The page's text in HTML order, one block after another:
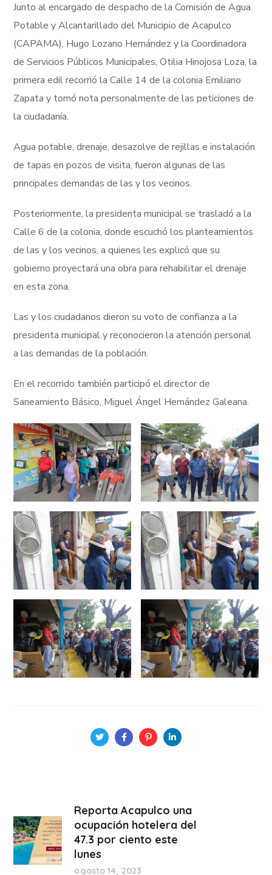
Junto al encargado de despacho de la Comisión de Agua
Potable y Alcantarillado del Municipio de Acapulco
(CAPAMA), Hugo Lozano Hernández y la Coordinadora
de Servicios Públicos Municipales, Otilia Hinojosa Loza, la
primera edil recorrió la Calle 14 de la colonia Emiliano
Zapata y tomó nota personalmente de las peticiones de
la ciudadanía.
Agua potable, drenaje, desazolve de rejillas e instalación
de tapas en pozos de visita, fueron algunas de las
principales demandas de las y los vecinos.
Posteriormente, la presidenta municipal se trasladó a la
Calle 6 de la colonia, donde escuchó los planteamientos
de las y los vecinos, a quienes les explicó que su
gobierno proyectará una obra para rehabilitar el drenaje
en esta zona.
Las y los ciudadanos dieron su voto de confianza a la
presidenta municipal y reconocieron la atención personal
a las demandas de la población.
En el recorrido también participó el director de
Saneamiento Básico, Miguel Ángel Hernández Galeana.
Reporta Acapulco una
ocupación hotelera del
47.3 por ciento este
lunes
agosto 14, 2023